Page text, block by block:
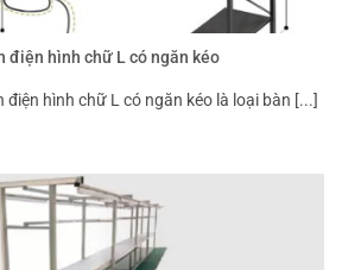
điện hình chữ L có ngăn kéo
hình chữ L có ngăn kéo là loại bàn [...]